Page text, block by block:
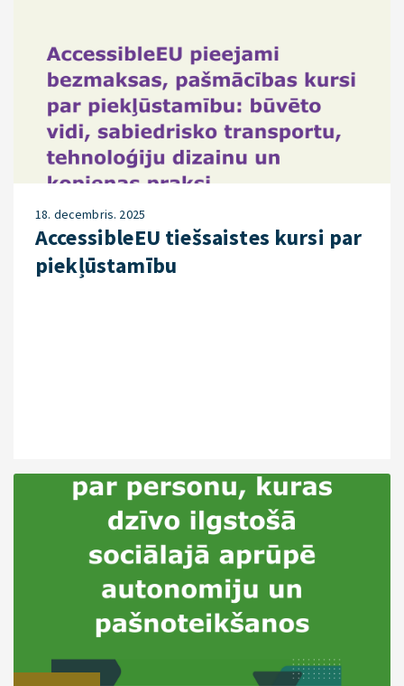
18. decembris. 2025
AccessibleEU tiešsaistes kursi par
piekļūstamību